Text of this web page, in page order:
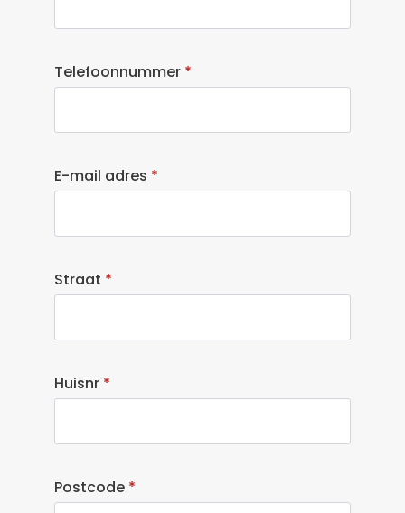
Telefoonnummer *
E-mail adres *
Straat *
Huisnr *
Postcode *